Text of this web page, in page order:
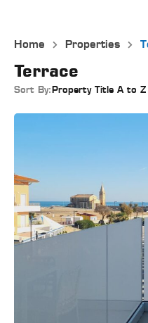
Home Properties
Terrace
Sort By: Property Title A to Z